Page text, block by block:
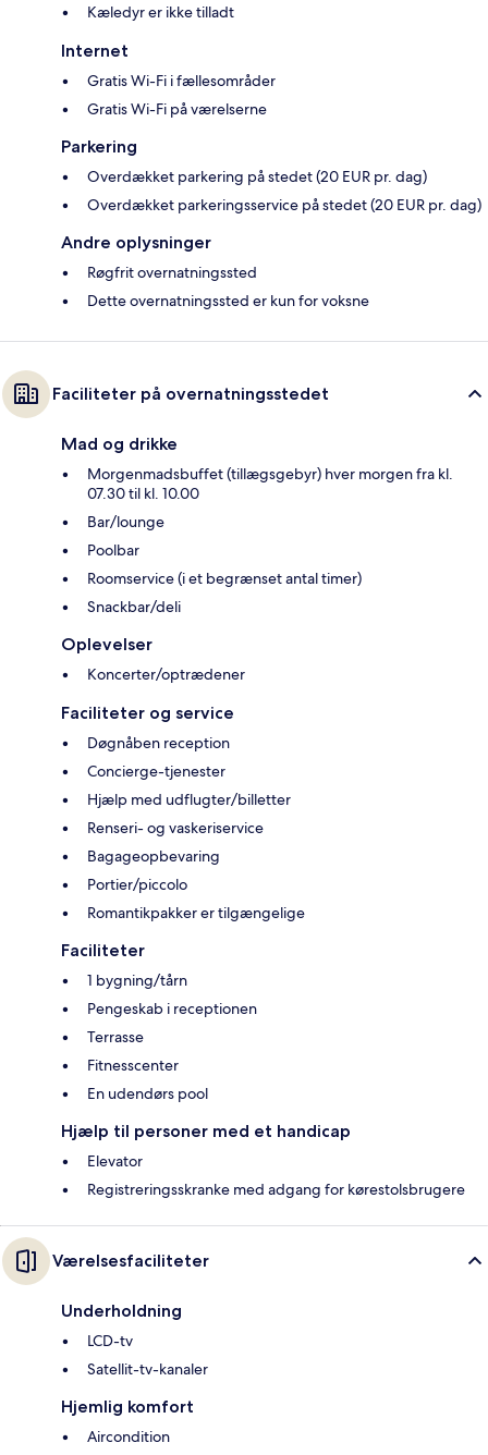
Kæledyr er ikke tilladt
Internet
Gratis Wi-Fi i fællesområder
Gratis Wi-Fi på værelserne
Parkering
Overdækket parkering på stedet (20 EUR pr. dag)
Overdækket parkeringsservice på stedet (20 EUR pr. dag)
Andre oplysninger
Røgfrit overnatningssted
Dette overnatningssted er kun for voksne
Faciliteter på overnatningsstedet
Mad og drikke
Morgenmadsbuffet (tillægsgebyr) hver morgen fra kl.
07.30 til kl. 10.00
Bar/lounge
Poolbar
Roomservice (i et begrænset antal timer)
Snackbar/deli
Oplevelser
Koncerter/optrædener
Faciliteter og service
Døgnåben reception
Concierge-tjenester
Hjælp med udflugter/billetter
Renseri- og vaskeriservice
Bagageopbevaring
Portier/piccolo
Romantikpakker er tilgængelige
Faciliteter
1 bygning/tårn
Pengeskab i receptionen
Terrasse
Fitnesscenter
En udendørs pool
Hjælp til personer med et handicap
Elevator
Registreringsskranke med adgang for kørestolsbrugere
Værelsesfaciliteter
Underholdning
LCD-tv
Satellit-tv-kanaler
Hjemlig komfort
Aircondition